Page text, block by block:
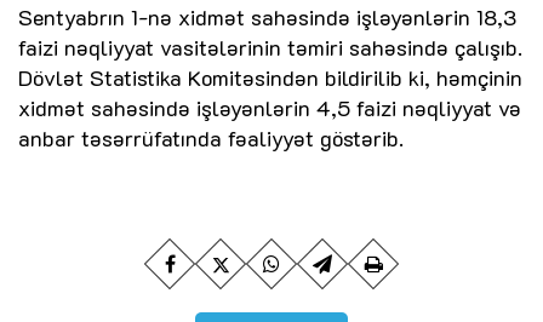
Sentyabrın 1-nə xidmət sahəsində işləyənlərin 18,3
faizi nəqliyyat vasitələrinin təmiri sahəsində çalışıb.
Dövlət Statistika Komitəsindən bildirilib ki, həmçinin
xidmət sahəsində işləyənlərin 4,5 faizi nəqliyyat və
anbar təsərrüfatında fəaliyyət göstərib.